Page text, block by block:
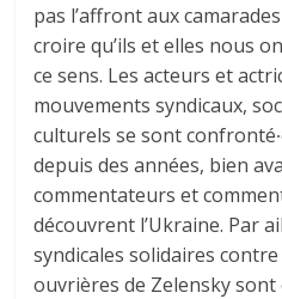
pas l’affront aux
croire qu’ils et elles nous
ce sens. Les acteurs et
mouvements syndicaux,
culturels se sont
depuis des années, bien
commentateurs et
découvrent l’Ukraine. Par
syndicales solidaires
ouvrières de Zelensky